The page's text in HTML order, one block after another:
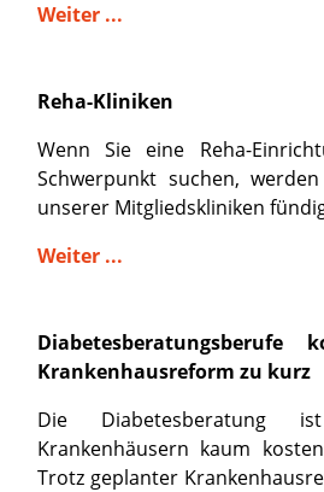
Weiter ...
Reha-Kliniken
Wenn Sie eine Reha-
Schwerpunkt suchen,
unserer Mitgliedskliniken
Weiter ...
Krankenhausreform zu kurz
Die Diabetesberatung
Krankenhäusern kaum
Trotz geplanter